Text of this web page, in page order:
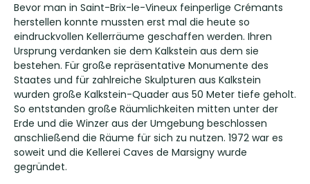
Bevor man in Saint-Brix-le-Vineux feinperlige Crémants
herstellen konnte mussten erst mal die heute so
eindruckvollen Kellerräume geschaffen werden. Ihren
Ursprung verdanken sie dem Kalkstein aus dem sie
bestehen. Für große repräsentative Monumente des
Staates und für zahlreiche Skulpturen aus Kalkstein
wurden große Kalkstein-Quader aus 50 Meter tiefe geholt.
So entstanden große Räumlichkeiten mitten unter der
Erde und die Winzer aus der Umgebung beschlossen
anschließend die Räume für sich zu nutzen. 1972 war es
soweit und die Kellerei Caves de Marsigny wurde
gegründet.